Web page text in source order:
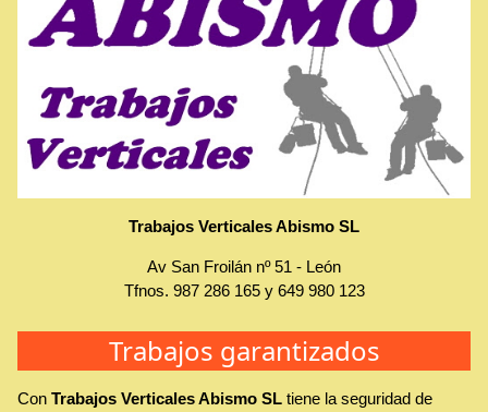
Trabajos Verticales Abismo SL
Av San Froilán nº 51 - León
Tfnos. 987 286 165y 649 980 123
Trabajos garantizados
Con Trabajos Verticales Abismo SL tiene la seguridad de